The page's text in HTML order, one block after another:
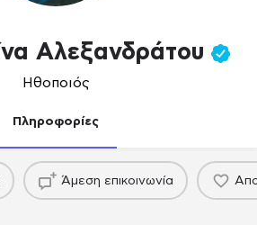
Αλεξανδράτου
Ηθοποιός
Πληροφορίες
Άμεση επικοινωνία
Παραγωγού / Casing agency